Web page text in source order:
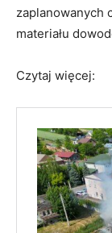
zaplanowanych
materiału
Czytaj więcej: